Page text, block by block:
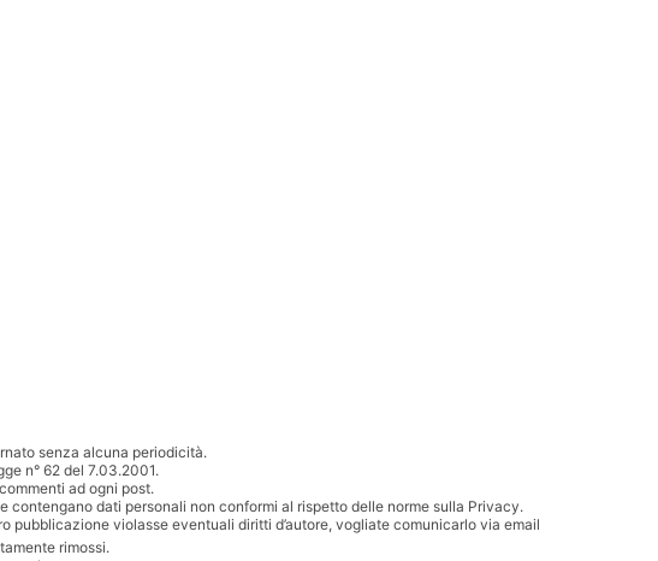
senza alcuna periodicità.
n° 62 del 7.03.2001.
ad ogni post.
contengano dati personali non conformi al rispetto delle norme sulla Privacy.
violasse eventuali diritti d’autore, vogliate comunicarlo via email
rimossi.